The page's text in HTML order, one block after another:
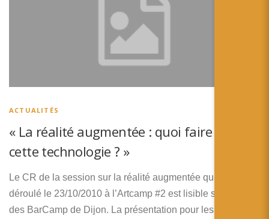
ACTUALITÉS
« La réalité augmentée : quoi faire de
cette technologie ? »
Le CR de la session sur la réalité augmentée qui c’est
déroulé le 23/10/2010 à l’Artcamp #2 est lisible sur le blog
des BarCamp de Dijon. La présentation pour les …